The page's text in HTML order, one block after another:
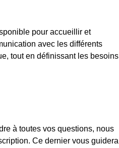
pour accueillir et
avec les différents
tout en définissant les besoins
à toutes vos questions, nous
Ce dernier vous guidera